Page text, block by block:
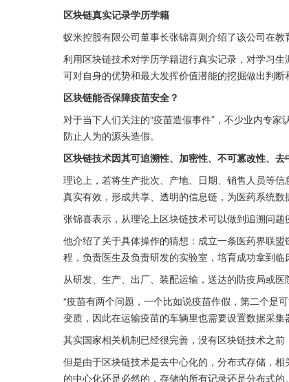
区块链真实记录学历学籍
蚁米控股有限公司董事长张锦喜则介绍了该公司在
利用区块链技术对学历学籍进行真实记录，对学习
可对自身的优势和最大发挥价值潜能的挖掘做出判断
区块链能否保障疫苗安全？
对于当下人们关注的“疫苗造假事件”，不少业内专
防止人为的源头造假。
区块链技术因其可追溯性、加密性、不可篡改性、
理论上，若将生产批次、产地、日期、销售人员等
真实有效，形成共享、透明的信息链，为医药系统数
张锦喜表示，从理论上区块链技术可以做到追溯问
他介绍了关于具体操作的猜想：成立一条医药界联
程，负责医生及负责研发的实验室，培育成功拿到临
从研发、生产、出厂、装配运输，送达的防疫局或
“疫苗有两个问题，一个比如说疫苗作假，第二个是
变质，因此在运输疫苗的车辆里也需要设置数据采集
其实国家相关机制已经很完善，没有区块链技术之
但是由于区块链技术是去中心化的，分布式存储，
的中心化还是必然的，存储的所有记录还是分布式